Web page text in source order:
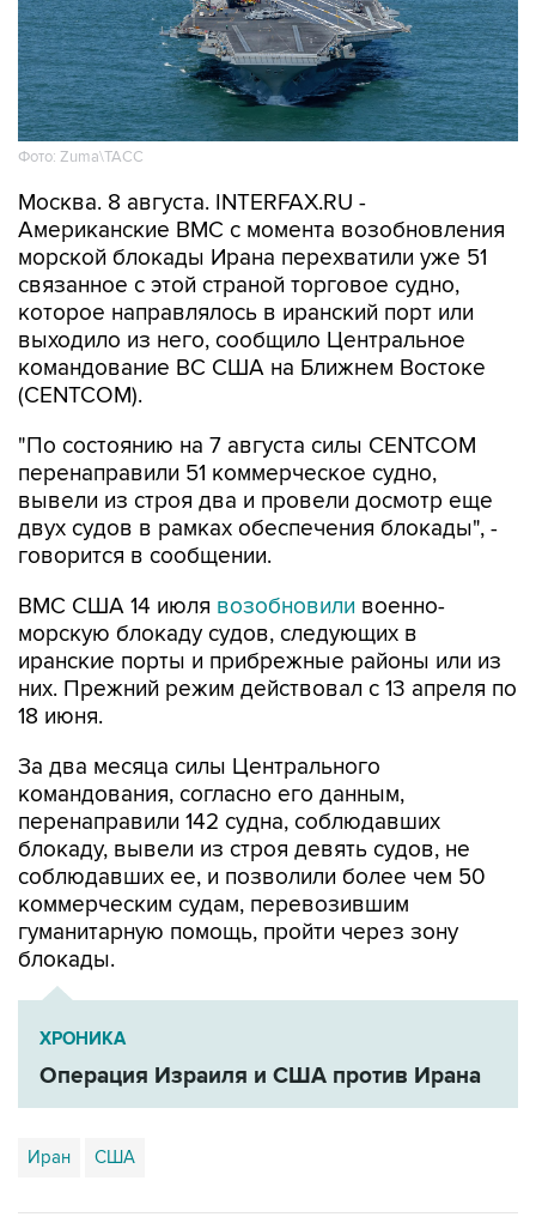
Фото: Zuma\ТАСС
Москва. 8 августа. INTERFAX.RU -
Американские ВМС с момента возобновления
морской блокады Ирана перехватили уже 51
связанное с этой страной торговое судно,
которое направлялось в иранский порт или
выходило из него, сообщило Центральное
командование ВС США на Ближнем Востоке
(CENTCOM).
"По состоянию на 7 августа силы CENTCOM
перенаправили 51 коммерческое судно,
вывели из строя два и провели досмотр еще
двух судов в рамках обеспечения блокады", -
говорится в сообщении.
ВМС США 14 июля возобновили военно-
морскую блокаду судов, следующих в
иранские порты и прибрежные районы или из
них. Прежний режим действовал с 13 апреля по
18 июня.
За два месяца силы Центрального
командования, согласно его данным,
перенаправили 142 судна, соблюдавших
блокаду, вывели из строя девять судов, не
соблюдавших ее, и позволили более чем 50
коммерческим судам, перевозившим
гуманитарную помощь, пройти через зону
блокады.
ХРОНИКА
Операция Израиля и США против Ирана
Иран США